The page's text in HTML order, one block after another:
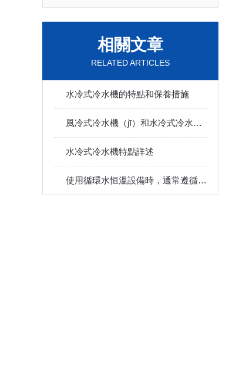
相關文章
RELATED ARTICLES
水冷式冷水機的特點和保養措施
風冷式冷水機（jī）和水冷式冷水機的比較（jiào）
水冷式冷水機特點詳述
使用循環水恒溫設備時，通常遵循以下步（bù）驟